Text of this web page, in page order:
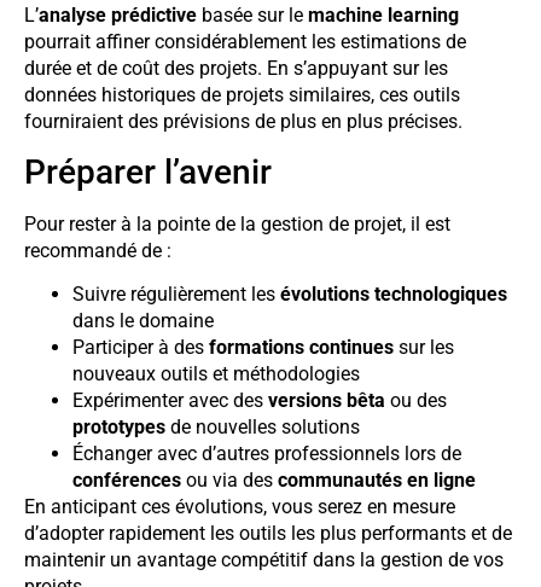
L’analyse prédictive basée sur le machine learning
pourrait affiner considérablement les estimations de
durée et de coût des projets. En s’appuyant sur les
données historiques de projets similaires, ces outils
fourniraient des prévisions de plus en plus précises.
Préparer l’avenir
Pour rester à la pointe de la gestion de projet, il est
recommandé de :
Suivre régulièrement les évolutions technologiques
dans le domaine
Participer à des formations continues sur les
nouveaux outils et méthodologies
Expérimenter avec des versions bêta ou des
prototypes de nouvelles solutions
Échanger avec d’autres professionnels lors de
conférences ou via des communautés en ligne
En anticipant ces évolutions, vous serez en mesure
d’adopter rapidement les outils les plus performants et de
maintenir un avantage compétitif dans la gestion de vos